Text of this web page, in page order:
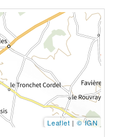
Leaflet |© IGN